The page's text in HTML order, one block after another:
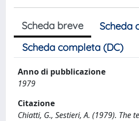
Scheda breve
Scheda
Scheda completa (DC)
Anno di pubblicazione
1979
Citazione
Chiatti, G., Sestieri, A. (1979). The